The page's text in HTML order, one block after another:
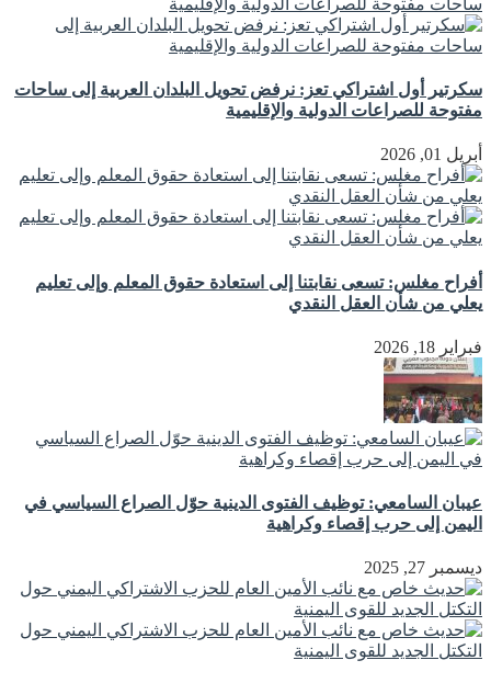
سكرتير أول اشتراكي تعز: نرفض تحويل البلدان العربية إلى ساحات
مفتوحة للصراعات الدولية والإقليمية
أبريل 01, 2026
أفراح مغلس: تسعى نقابتنا إلى استعادة حقوق المعلم وإلى تعليم
يعلي من شأن العقل النقدي
فبراير 18, 2026
عيبان السامعي: توظيف الفتوى الدينية حوّل الصراع السياسي في
اليمن إلى حرب إقصاء وكراهية
ديسمبر 27, 2025